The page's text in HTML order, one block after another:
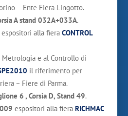
– Ente Fiera Lingotto.
A stand 032A+033A.
espositori alla fiera CONTROL
e al Controllo di
il riferimento per
– Fiere di Parma.
6 , Corsia D, Stand 49.
espositori alla fiera RICHMAC